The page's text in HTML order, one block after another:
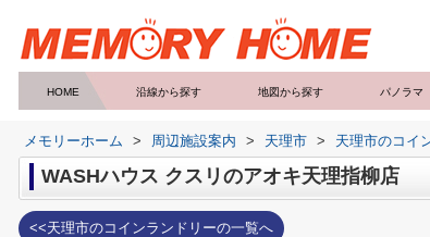
HOME 沿線から探す 地図から探す パノラマ
メモリーホーム > 周辺施設案内 > 天理市 > 天理市のコイ
WASHハウス クスリのアオキ天理指柳店
<<天理市のコインランドリーの一覧へ